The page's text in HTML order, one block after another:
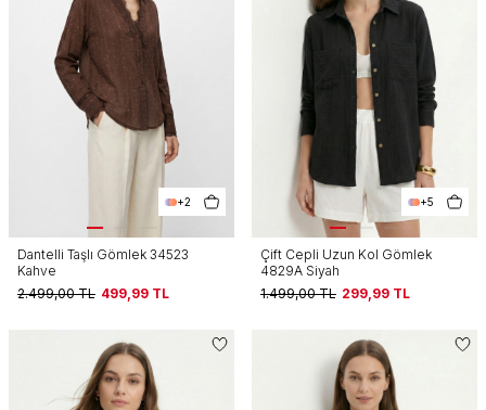
+2
Dantelli Taşlı Gömlek 34523
Kahve
2.499,00TL 499,99 TL
+5
Çift Cepli Uzun Kol Gömlek
4829A Siyah
1.499,00TL 299,99 TL